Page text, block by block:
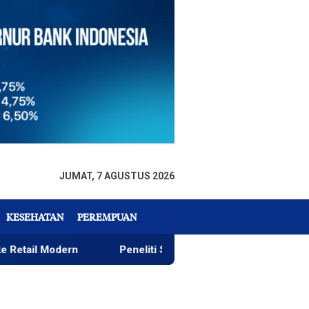
JUMAT, 7 AGUSTUS 2026
KESEHATAN PEREMPUAN
Peneliti Sejarah: Penataan Taman GOR Wajar,